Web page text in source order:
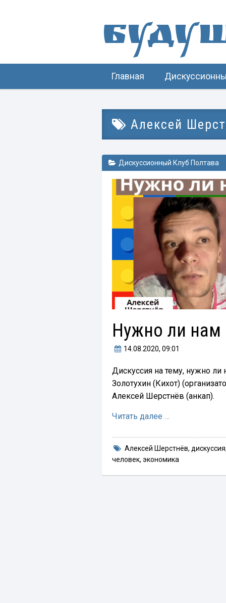
Главная
Алексей
Дискуссионный Клуб Полтава
Нужно ли нам
14.08.2020, 09:01
Дискуссия на тему, нужно ли
Золотухин (Кихот)
Алексей Шерстнёв (анкап).
Читать далее …
Алексей Шерстнёв, дискуссия
человек, экономика